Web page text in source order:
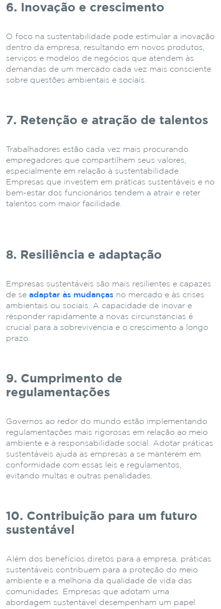
6. Inovação e crescimento
O foco na sustentabilidade pode estimular a inovação
dentro da empresa, resultando em novos produtos,
serviços e modelos de negócios que atendem às
demandas de um mercado cada vez mais consciente
sobre questões ambientais e sociais.
7. Retenção e atração de talentos
Trabalhadores estão cada vez mais procurando
empregadores que compartilhem seus valores,
especialmente em relação à sustentabilidade.
Empresas que investem em práticas sustentáveis e no
bem-estar dos funcionários tendem a atrair e reter
talentos com maior facilidade.
8. Resiliência e adaptação
Empresas sustentáveis são mais resilientes e capazes
de se adaptar às mudanças no mercado e às crises
ambientais ou sociais. A capacidade de inovar e
responder rapidamente a novas circunstâncias é
crucial para a sobrevivência e o crescimento a longo
prazo.
9. Cumprimento de
regulamentações
Governos ao redor do mundo estão implementando
regulamentações mais rigorosas em relação ao meio
ambiente e à responsabilidade social. Adotar práticas
sustentáveis ajuda as empresas a se manterem em
conformidade com essas leis e regulamentos,
evitando multas e outras penalidades.
10. Contribuição para um futuro
sustentável
Além dos benefícios diretos para a empresa, práticas
sustentáveis contribuem para a proteção do meio
ambiente e a melhoria da qualidade de vida das
comunidades. Empresas que adotam uma
abordagem sustentável desempenham um papel